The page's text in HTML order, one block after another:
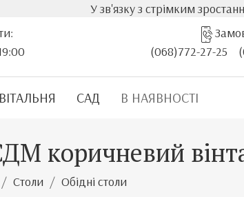
У зв'язку з стрімким зростанням
(068)772-27-25
ВІТАЛЬНЯ САД В НАЯВНОСТІ
коричневий
Столи Обідні столи